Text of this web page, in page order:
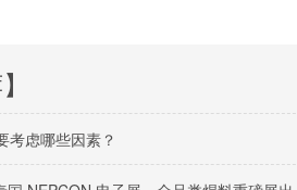
考虑哪些因素？